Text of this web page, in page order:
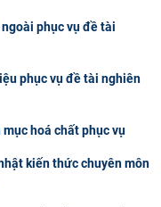
phục vụ đề tài
phục vụ đề tài nghiên
hoá chất phục vụ
kiến thức chuyên môn